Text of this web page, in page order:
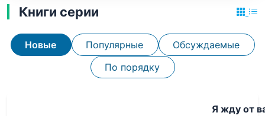
Книги серии
Новые Популярные
Обсуждаемые
По порядку
Я жду от